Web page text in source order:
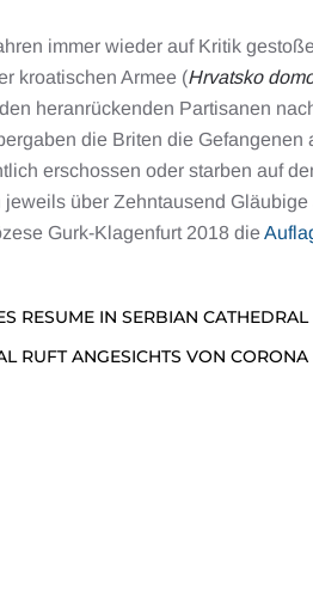
immer wieder auf Kritik
kroatischen Armee (Hrvatsko
heranrückenden Partisanen
die Briten die
erschossen oder starben auf
über Zehntausend
Gurk-Klagenfurt 2018 die
RESUME IN SERBIAN
RUFT ANGESICHTS VON